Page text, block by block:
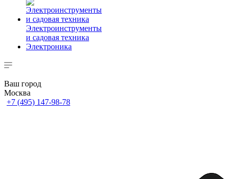
Электроинструменты
и садовая техника
Электроника
Ваш город
Москва
+7 (495) 147-98-78